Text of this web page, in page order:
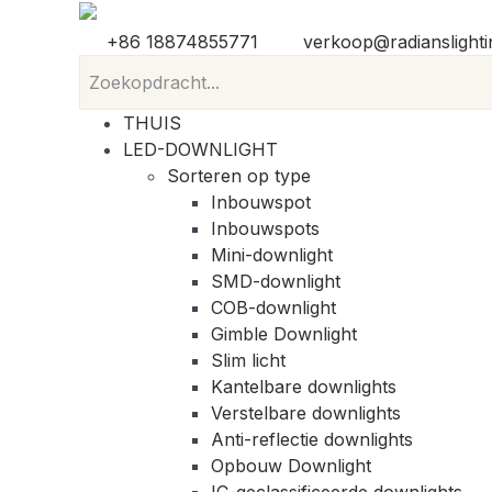
+86 18874855771
THUIS
LED-DOWNLIGHT
Sorteren op type
Inbouwspot
Inbouwspots
Mini-downlight
SMD-downlight
COB-downlight
Gimble Downlight
Slim licht
Kantelbare downlights
Verstelbare downlights
Anti-reflectie downlights
Opbouw Downlight